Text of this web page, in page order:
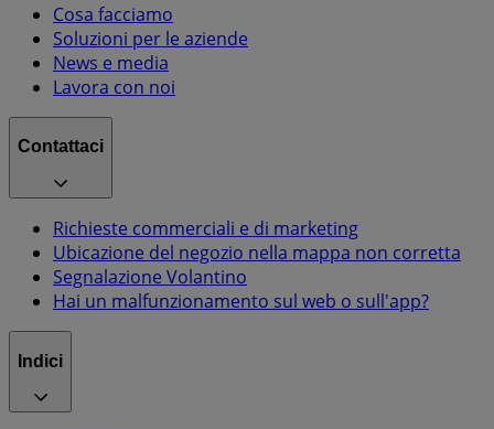
Cosa facciamo
Soluzioni per le aziende
News e media
Lavora con noi
Contattaci
Richieste commerciali e di marketing
Ubicazione del negozio nella mappa non corretta
Segnalazione Volantino
Hai un malfunzionamento sul web o sull'app?
Indici